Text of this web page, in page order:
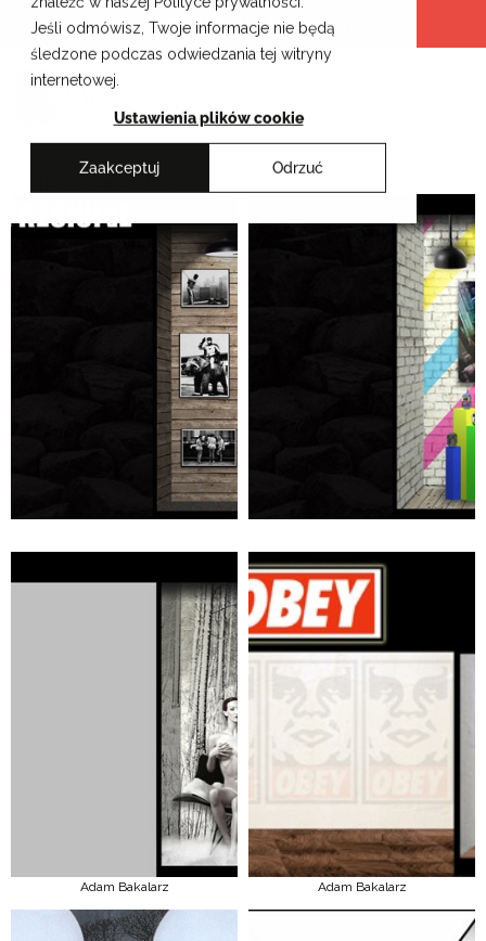
Jeśli odmówisz, Twoje informacje nie będą
śledzone podczas odwiedzania tej witryny
internetowej.
Ustawienia plików cookie
Zaakceptuj Odrzuć
Przejdź
treści
Krakowskie Szkoły Artystyczne
Projektowanie witryn
Adam Bakalarz Adam Bakalarz